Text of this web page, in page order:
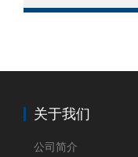
关于我们
公司简介